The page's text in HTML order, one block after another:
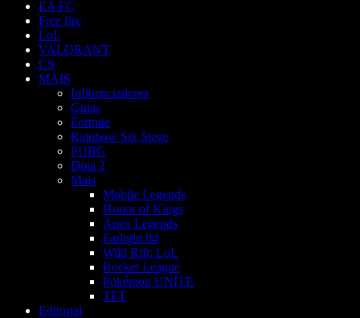
EA FC
Free fire
LoL
VALORANT
CS
MAIS
Influenciadores
Guias
Fortnite
Rainbow Six Siege
PUBG
Dota 2
Mais
Mobile Legends
Honor of Kings
Apex Legends
Farlight 84
Wild Rift: LoL
Rocket League
Pokémon UNITE
TFT
Editorial